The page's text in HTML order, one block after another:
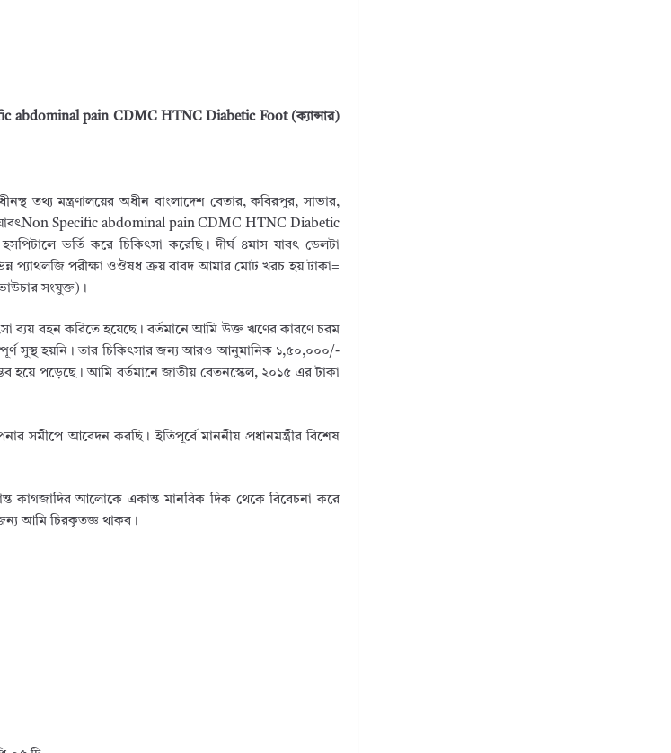
abdominal pain CDMC HTNC Diabetic Foot (ক্যান্সার)
তথ্য মন্ত্রণালয়ের অধীন বাংলাদেশ বেতার, কবিরপুর, সাভার,
যাবৎNon Specific abdominal pain CDMC HTNC Diabetic
ভর্তি করে চিকিৎসা করেছি। দীর্ঘ ৪মাস যাবৎ ডেলটা
প্যাথলজি পরীক্ষা ওঔষধ ক্রয় বাবদ আমার মোট খরচ হয় টাকা=
সংযুক্ত)।
ব্যয় বহন করিতে হয়েছে। বর্তমানে আমি উক্ত ঋণের কারণে চরম
সুস্থ হয়নি। তার চিকিৎসার জন্য আরও আনুমানিক ১,৫০,০০০/-
হয়ে পড়েছে। আমি বর্তমানে জাতীয় বেতনস্কেল, ২০১৫ এর টাকা
সমীপে আবেদন করছি। ইতিপূর্বে মাননীয় প্রধানমন্ত্রীর বিশেষ
কাগজাদির আলোকে একান্ত মানবিক দিক থেকে বিবেচনা করে
আমি চিরকৃতজ্ঞ থাকব।